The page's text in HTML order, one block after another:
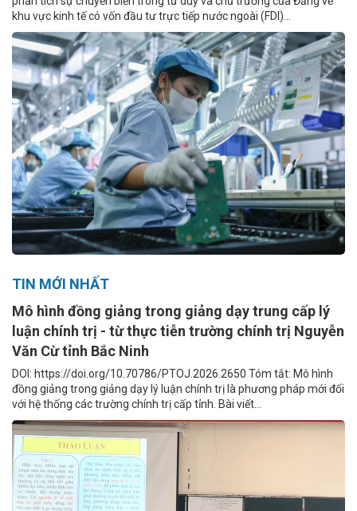
khu vực kinh tế có vốn đầu tư trực tiếp nước ngoài (FDI)...
TIN MỚI NHẤT
Mô hình đồng giảng trong giảng dạy trung cấp lý
luận chính trị - từ thực tiễn trường chính trị Nguyễn
Văn Cừ tỉnh Bắc Ninh
DOI: https://doi.org/10.70786/PTOJ.2026.2650 Tóm tắt: Mô hình
đồng giảng trong giảng dạy lý luận chính trị là phương pháp mới đối
với hệ thống các trường chính trị cấp tỉnh. Bài viết...